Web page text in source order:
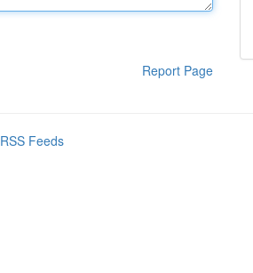
Report Page
Feeds